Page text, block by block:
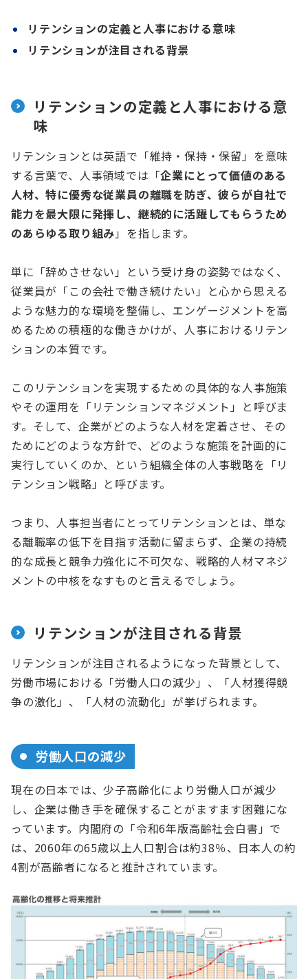
リテンションの定義と人事における意味
リテンションが注目される背景
リテンションの定義と人事における意
味
リテンションとは英語で「維持・保持・保留」を意味
する言葉で、人事領域では「企業にとって価値のある
人材、特に優秀な従業員の離職を防ぎ、彼らが自社で
能力を最大限に発揮し、継続的に活躍してもらうため
のあらゆる取り組み 」を指します。
単に「辞めさせない」という受け身の姿勢ではなく、
従業員が「この会社で働き続けたい」と心から思える
ような魅力的な環境を整備し、エンゲージメントを高
めるための積極的な働きかけが、人事におけるリテン
ションの本質です。
このリテンションを実現するための具体的な人事施策
やその運用を「リテンションマネジメント」と呼びま
す。そして、企業がどのような人材を定着させ、その
ためにどのような方針で、どのような施策を計画的に
実行していくのか、という組織全体の人事戦略を「リ
テンション戦略」と呼びます。
つまり、人事担当者にとってリテンションとは、単な
る離職率の低下を目指す活動に留まらず、企業の持続
的な成長と競争力強化に不可欠な、戦略的人材マネジ
メントの中核をなすものと言えるでしょう。
リテンションが注目される背景
リテンションが注目されるようになった背景として、
労働市場における「労働人口の減少」、「人材獲得競
争の激化」、「人材の流動化」が挙げられます。
労働人口の減少
現在の日本では、少子高齢化により労働人口が減少
し、企業は働き手を確保することがますます困難にな
っています。内閣府の「令和6年版高齢社会白書」で
は、2060年の65歳以上人口割合は約38％、日本人の約
4割が高齢者になると推計されています。